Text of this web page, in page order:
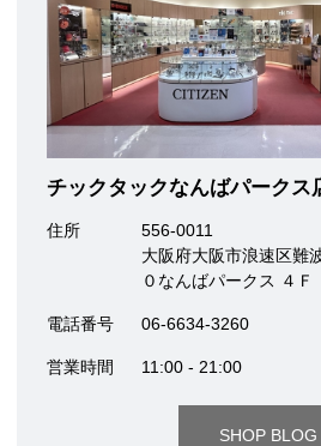
チックタックなんばパークス
住所
556-0011
大阪府大阪市浪速区難
０なんばパークス ４Ｆ
電話番号 06-6634-3260
営業時間 11:00 - 21:00
SHOP BLOG